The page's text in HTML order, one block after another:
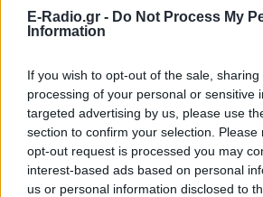
E-Radio.gr - Do Not Process My
Information
If you wish to opt-out of the sale,
processing of your personal or sensitive
targeted advertising by us, please use
section to confirm your selection.
opt-out request is processed you may
interest-based ads based on personal
us or personal information disclosed to
Ακολουθήστε το E-Radio.gr
και μάθετε πρώτοι
Για ακόμη περισσότερανέα,
ειδήσεων του E-Daily.gr
Ακολουθήστε το E-Radio.gr
ΔΙΑΦΗΜΙΣΗ